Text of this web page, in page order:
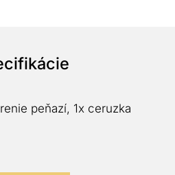
peňazí, 1x ceruzka